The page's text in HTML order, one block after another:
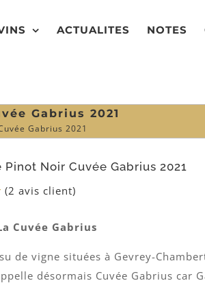
ACTUALITES NOTES
Gabrius 2021
Gabrius 2021
Pinot Noir Cuvée Gabrius 2021
(2 avis client)
Cuvée Gabrius
de vigne situées à Gevrey-
désormais Cuvée Gabrius car